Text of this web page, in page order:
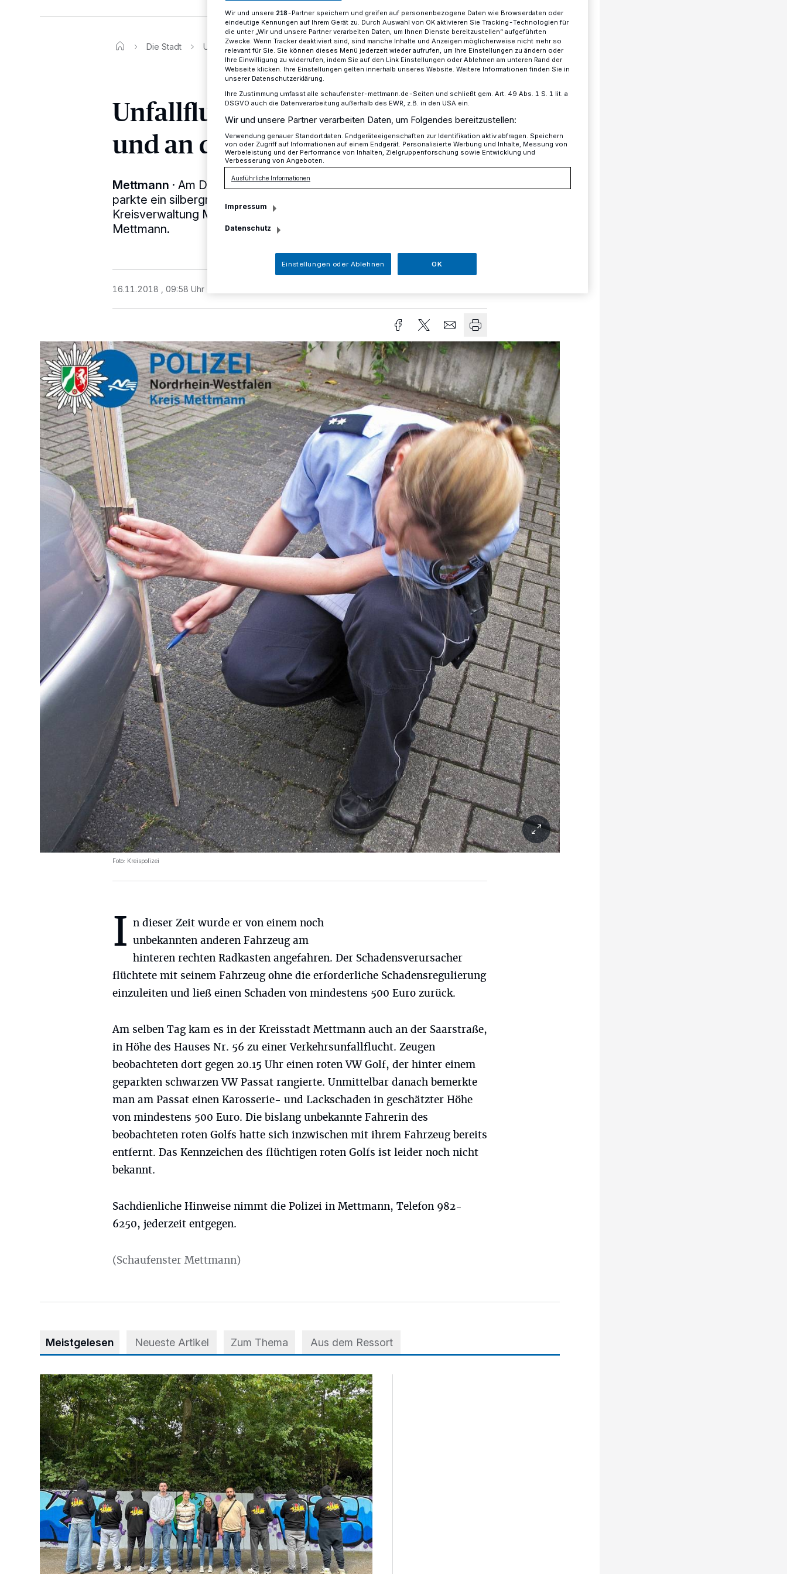
Die Stadt Unfallfluchten am Kreishaus und an der Saarstraße
Unfallfluchten am Kreishaus
und an der Saarstraße
Mettmann · Am Dienstag, in der Zeit zwischen 7.55 und 16.30 Uhr,
parkte ein silbergrauer Mazda 6 auf dem Parkplatz der
Kreisverwaltung Mettmann an der Düsseldorfer Straße 26 in
Mettmann.
16.11.2018 , 09:58 Uhr
Foto: Kreispolizei
I n dieser Zeit wurde er von einem noch
unbekannten anderen Fahrzeug am
hinteren rechten Radkasten angefahren. Der Schadensverursacher
flüchtete mit seinem Fahrzeug ohne die erforderliche Schadensregulierung
einzuleiten und ließ einen Schaden von mindestens 500 Euro zurück.
Am selben Tag kam es in der Kreisstadt Mettmann auch an der Saarstraße,
in Höhe des Hauses Nr. 56 zu einer Verkehrsunfallflucht. Zeugen
beobachteten dort gegen 20.15 Uhr einen roten VW Golf, der hinter einem
geparkten schwarzen VW Passat rangierte. Unmittelbar danach bemerkte
man am Passat einen Karosserie- und Lackschaden in geschätzter Höhe
von mindestens 500 Euro. Die bislang unbekannte Fahrerin des
beobachteten roten Golfs hatte sich inzwischen mit ihrem Fahrzeug bereits
entfernt. Das Kennzeichen des flüchtigen roten Golfs ist leider noch nicht
bekannt.
Sachdienliche Hinweise nimmt die Polizei in Mettmann, Telefon 982-
6250, jederzeit entgegen.
(Schaufenster Mettmann)
Meistgelesen Neueste Artikel Zum Thema Aus dem Ressort
Aus Grau wird Haltung
Wir und unsere 218-Partner speichern und greifen auf personenbezogene Daten wie Browserdaten oder
eindeutige Kennungen auf Ihrem Gerät zu. Durch Auswahl von OK aktivieren Sie Tracking-Technologien für
die unter „Wir und unsere Partner verarbeiten Daten, um Ihnen Dienste bereitzustellen“ aufgeführten
Zwecke. Wenn Tracker deaktiviert sind, sind manche Inhalte und Anzeigen möglicherweise nicht mehr so
relevant für Sie. Sie können dieses Menü jederzeit wieder aufrufen, um Ihre Einstellungen zu ändern oder
Ihre Einwilligung zu widerrufen, indem Sie auf den Link Einstellungen oder Ablehnen am unteren Rand der
Webseite klicken. Ihre Einstellungen gelten innerhalb unseres Website. Weitere Informationen finden Sie in
unserer Datenschutzerklärung.
Ihre Zustimmung umfasst alle schaufenster-mettmann.de-Seiten und schließt gem. Art. 49 Abs. 1 S. 1 lit. a
DSGVO auch die Datenverarbeitung außerhalb des EWR, z.B. in den USA ein.
Wir und unsere Partner verarbeiten Daten, um Folgendes bereitzustellen:
Verwendung genauer Standortdaten. Endgeräteeigenschaften zur Identifikation aktiv abfragen. Speichern
von oder Zugriff auf Informationen auf einem Endgerät. Personalisierte Werbung und Inhalte, Messung von
Werbeleistung und der Performance von Inhalten, Zielgruppenforschung sowie Entwicklung und
Verbesserung von Angeboten.
Ausführliche Informationen
Impressum
Datenschutz
Einstellungen oder Ablehnen OK